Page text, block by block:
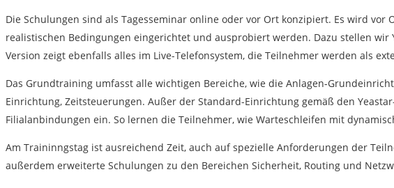
Die Schulungen sind als Tagesseminar online oder vor Ort konzipiert. Es wird
realistischen Bedingungen eingerichtet und ausprobiert werden. Dazu stellen wir
Version zeigt ebenfalls alles im Live-Telefonsystem, die Teilnehmer werden als
Das Grundtraining umfasst alle wichtigen Bereiche, wie die Anlagen-
Einrichtung, Zeitsteuerungen. Außer der Standard-Einrichtung gemäß den
Filialanbindungen ein. So lernen die Teilnehmer, wie Warteschleifen mit
Am Traininngstag ist ausreichend Zeit, auch auf spezielle Anforderungen der
außerdem erweiterte Schulungen zu den Bereichen Sicherheit, Routing und